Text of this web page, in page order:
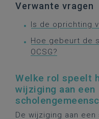
Verwante vragen
Is de oprichting
Hoe gebeurt de
OCSG?
Welke rol speelt
wijziging aan een
De wijziging aan